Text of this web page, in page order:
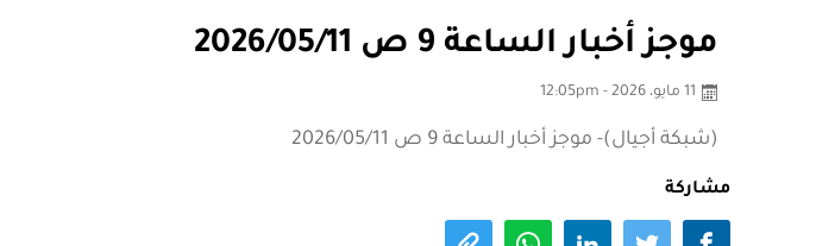
موجز أخبار الساعة 9 ص 2026/05/11
11 مايو، 2026 - 12:05pm
(شبكة أجيال)- موجز أخبار الساعة 9 ص 2026/05/11
مشاركة